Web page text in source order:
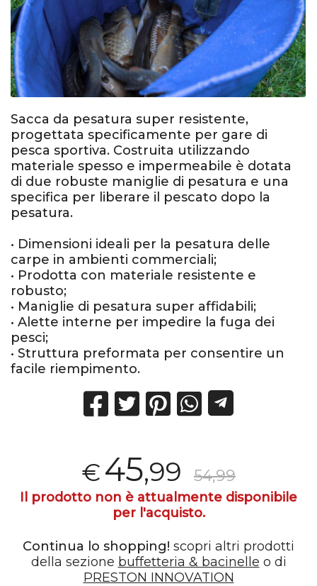
Sacca da pesatura super resistente,
progettata specificamente per gare di
pesca sportiva. Costruita utilizzando
materiale spesso e impermeabile è dotata
di due robuste maniglie di pesatura e una
specifica per liberare il pescato dopo la
pesatura.
• Dimensioni ideali per la pesatura delle
carpe in ambienti commerciali;
• Prodotta con materiale resistente e
robusto;
• Maniglie di pesatura super affidabili;
• Alette interne per impedire la fuga dei
pesci;
• Struttura preformata per consentire un
facile riempimento.
€45,99 54,99
Il prodotto non è attualmente disponibile
per l'acquisto.
Continua lo shopping! scopri altri prodotti
della sezione buffetteria & bacinelle o di
PRESTON INNOVATION